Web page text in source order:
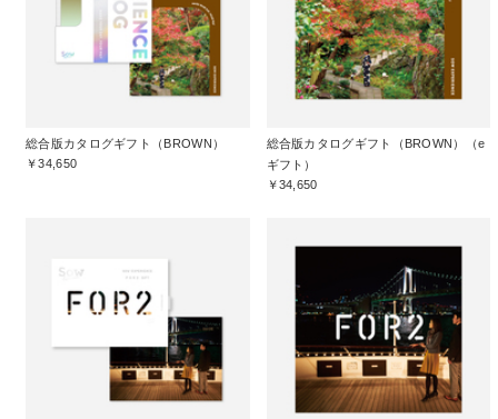
総合版カタログギフト（BROWN）
￥34,650
総合版カタログギフト（BROWN）（e
ギフト）
￥34,650